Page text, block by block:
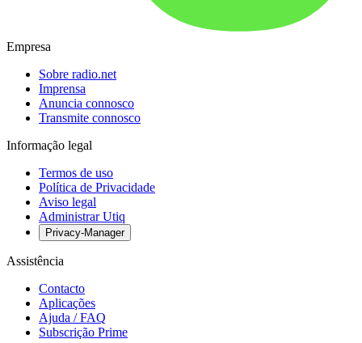
Empresa
Sobre radio.net
Imprensa
Anuncia connosco
Transmite connosco
Informação legal
Termos de uso
Política de Privacidade
Aviso legal
Administrar Utiq
Privacy-Manager
Assistência
Contacto
Aplicações
Ajuda / FAQ
Subscrição Prime